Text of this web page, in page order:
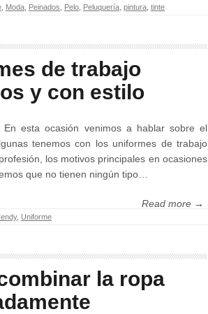
Moda Peinados Pelo Peluquería pintura tinte
de trabajo
y con estilo
En esta ocasión venimos a hablar sobre el
tenemos con los uniformes de trabajo
los motivos principales en ocasiones
que no tienen ningún tipo…
Read more →
, Uniforme
la ropa